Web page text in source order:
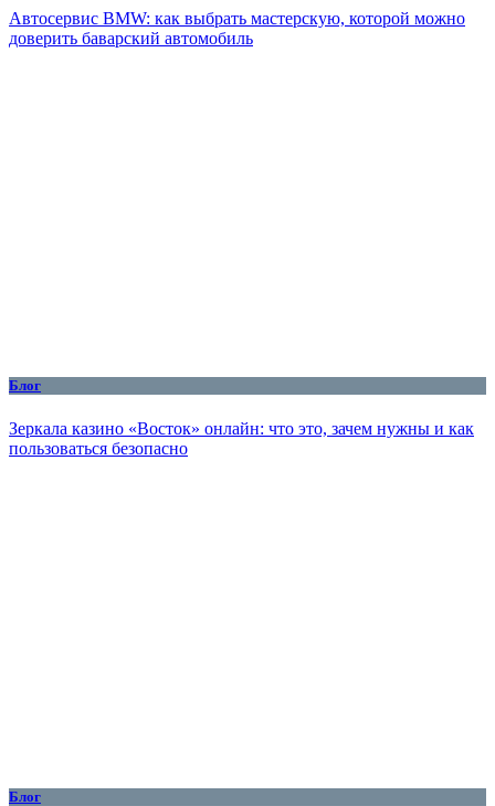
Автосервис BMW: как выбрать мастерскую, которой можно
доверить баварский автомобиль
Блог
Зеркала казино «Восток» онлайн: что это, зачем нужны и как
пользоваться безопасно
Блог